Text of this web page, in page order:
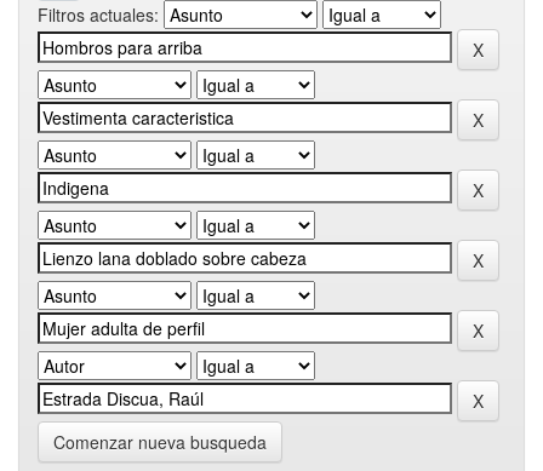
Filtros actuales:
Comenzar nueva busqueda